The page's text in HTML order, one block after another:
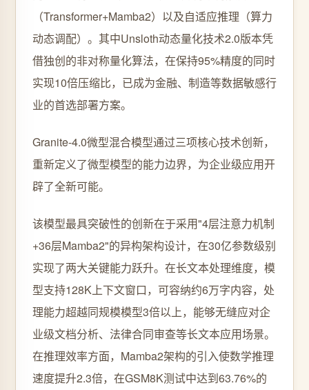
（Transformer+Mamba2）以及自适应推理（算力
动态调配）。其中Unsloth动态量化技术2.0版本凭
借独创的非对称量化算法，在保持95%精度的同时
实现10倍压缩比，已成为金融、制造等数据敏感行
业的首选部署方案。
Granite-4.0微型混合模型通过三项核心技术创新，
重新定义了微型模型的能力边界，为企业级应用开
辟了全新可能。
该模型最具突破性的创新在于采用"4层注意力机制
+36层Mamba2"的异构架构设计，在30亿参数级别
实现了两大关键能力跃升。在长文本处理维度，模
型支持128K上下文窗口，可容纳约6万字内容，处
理能力超越同规模模型3倍以上，能够无缝应对企
业级文档分析、法律合同审查等长文本应用场景。
在推理效率方面，Mamba2架构的引入使数学推理
速度提升2.3倍，在GSM8K测试中达到63.76%的